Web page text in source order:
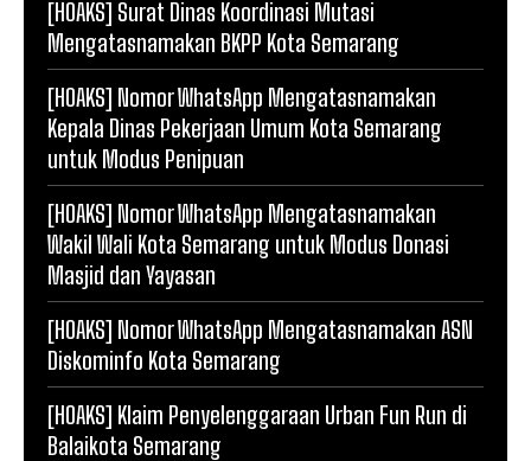
[HOAKS] Surat Dinas Koordinasi Mutasi
Mengatasnamakan BKPP Kota Semarang
[HOAKS] Nomor WhatsApp Mengatasnamakan
Kepala Dinas Pekerjaan Umum Kota Semarang
untuk Modus Penipuan
[HOAKS] Nomor WhatsApp Mengatasnamakan
Wakil Wali Kota Semarang untuk Modus Donasi
Masjid dan Yayasan
[HOAKS] Nomor WhatsApp Mengatasnamakan ASN
Diskominfo Kota Semarang
[HOAKS] Klaim Penyelenggaraan Urban Fun Run di
Balaikota Semarang